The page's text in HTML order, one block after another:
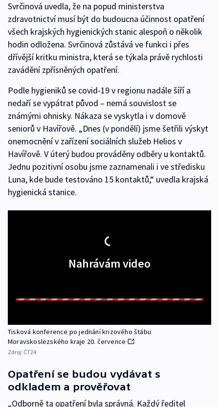
Svrčinová uvedla, že na popud ministerstva
zdravotnictví musí být do budoucna účinnost opatření
všech krajských hygienických stanic alespoň o několik
hodin odložena. Svrčinová zůstává ve funkci i přes
dřívější kritku ministra, která se týkala právě rychlosti
zavádění zpřísněných opatření.
Podle hygieniků se covid-19 v regionu nadále šíří a
nedaří se vypátrat původ – nemá souvislost se
známými ohnisky. Nákaza se vyskytla i v domově
seniorů v Havířově. „Dnes (v pondělí) jsme šetřili výskyt
onemocnění v zařízení sociálních služeb Helios v
Havířově. V úterý budou prováděny odběry u kontaktů.
Jednu pozitivní osobu jsme zaznamenali i ve středisku
Luna, kde bude testováno 15 kontaktů,“ uvedla krajská
hygienická stanice.
Nahrávám video
Tisková konference po jednání krizového štábu
Moravskoslezského kraje 20. července
Zdroj: ČT24
Opatření se budou vydávat s
odkladem a prověřovat
„Odborně ta opatření byla správná. Každý ředitel